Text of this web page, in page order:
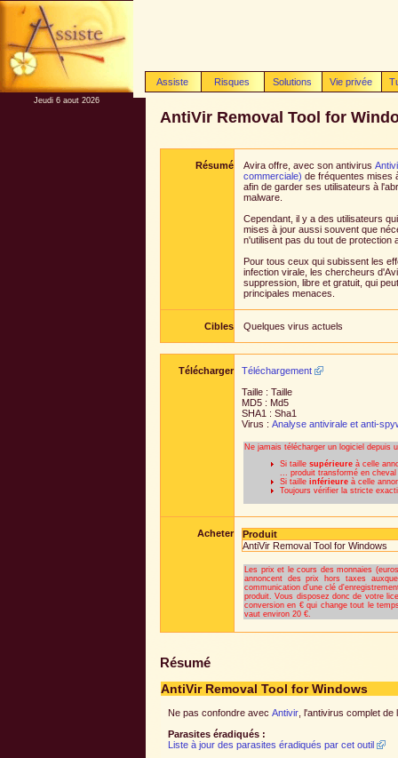
Assiste Risques Solutions Vie privée
Jeudi 6 aout 2026
AntiVir Removal Tool for
Résumé Avira offre, avec son antivirus
commerciale) de fréquentes mises
afin de garder ses utilisateurs à
malware.
Cependant, il y a des utilisateurs
mises à jour aussi souvent que
n'utilisent pas du tout de protection
Pour tous ceux qui subissent les
infection virale, les chercheurs
suppression, libre et gratuit, qui
principales menaces.
Cibles Quelques virus actuels
Télécharger
Téléchargement
Taille : Taille
MD5 : Md5
SHA1 : Sha1
Virus : Analyse antivirale et anti-
Ne jamais télécharger un logiciel depuis
Si taillesupérieure à celle
... produit transformé en cheval
Si taille inférieure à celle
Toujours vérifier la stricte
Acheter
Produit
AntiVir Removal Tool for Windows
Les prix et le cours des monnaies
annoncent des prix hors taxes
communication d'une clé
produit. Vous disposez donc de votre
conversion en € qui change tout le
vaut environ 20 €.
Résumé
AntiVir Removal Tool for Windows
Ne pas confondre avec Antivir , l'antivirus complet
Parasites éradiqués :
Liste à jour des parasites éradiqués par cet outil